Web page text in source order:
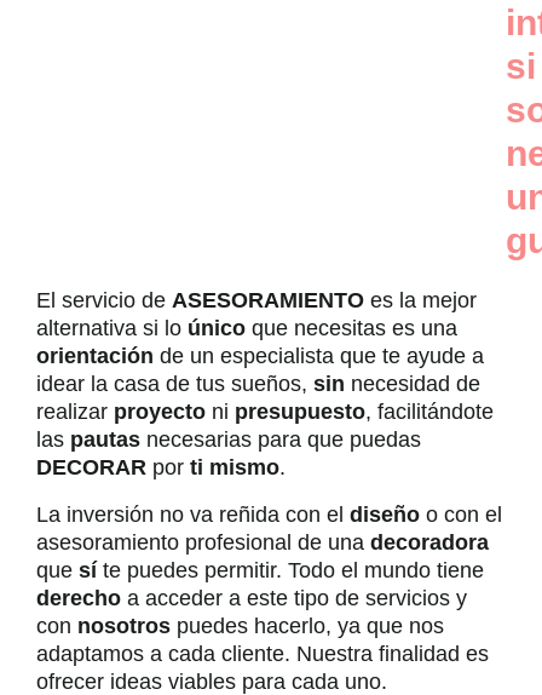
si
El servicio de ASESORAMIENTO es la mejor
alternativa si lo único que necesitas es una
orientación de un especialista que te ayude a
idear la casa de tus sueños, sin necesidad de
realizar proyecto ni presupuesto, facilitándote
las pautas necesarias para que puedas
DECORAR por ti mismo.
La inversión no va reñida con el diseño o con el
asesoramiento profesional de una decoradora
que sí te puedes permitir. Todo el mundo tiene
derecho a acceder a este tipo de servicios y
con nosotros puedes hacerlo, ya que nos
adaptamos a cada cliente. Nuestra finalidad es
ofrecer ideas viables para cada uno.